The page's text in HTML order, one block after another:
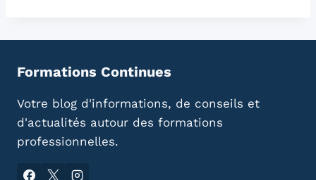
Formations Continues
Votre blog d'informations, de conseils et
d'actualités autour des formations
professionnelles.